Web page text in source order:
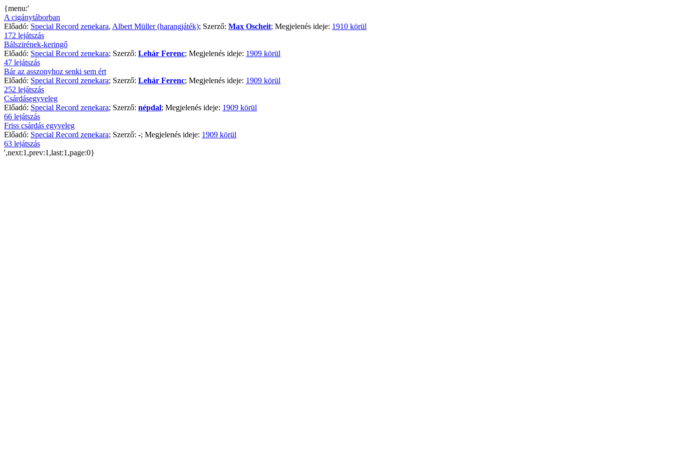
{menu:'
A cigánytáborban
Előadó: Special Record zenekara, Albert Müller (harangjáték); Szerző: Max Oscheit; Megjelenés ideje: 1910 körül
172 lejátszás
Bálszirének-keringő
Előadó: Special Record zenekara; Szerző: Lehár Ferenc; Megjelenés ideje: 1909 körül
47 lejátszás
Bár az asszonyhoz senki sem ért
Előadó: Special Record zenekara; Szerző: Lehár Ferenc; Megjelenés ideje: 1909 körül
252 lejátszás
Csárdásegyveleg
Előadó: Special Record zenekara; Szerző: népdal; Megjelenés ideje: 1909 körül
66 lejátszás
Friss csárdás egyveleg
Előadó: Special Record zenekara; Szerző: -; Megjelenés ideje: 1909 körül
63 lejátszás
',next:1,prev:1,last:1,page:0}